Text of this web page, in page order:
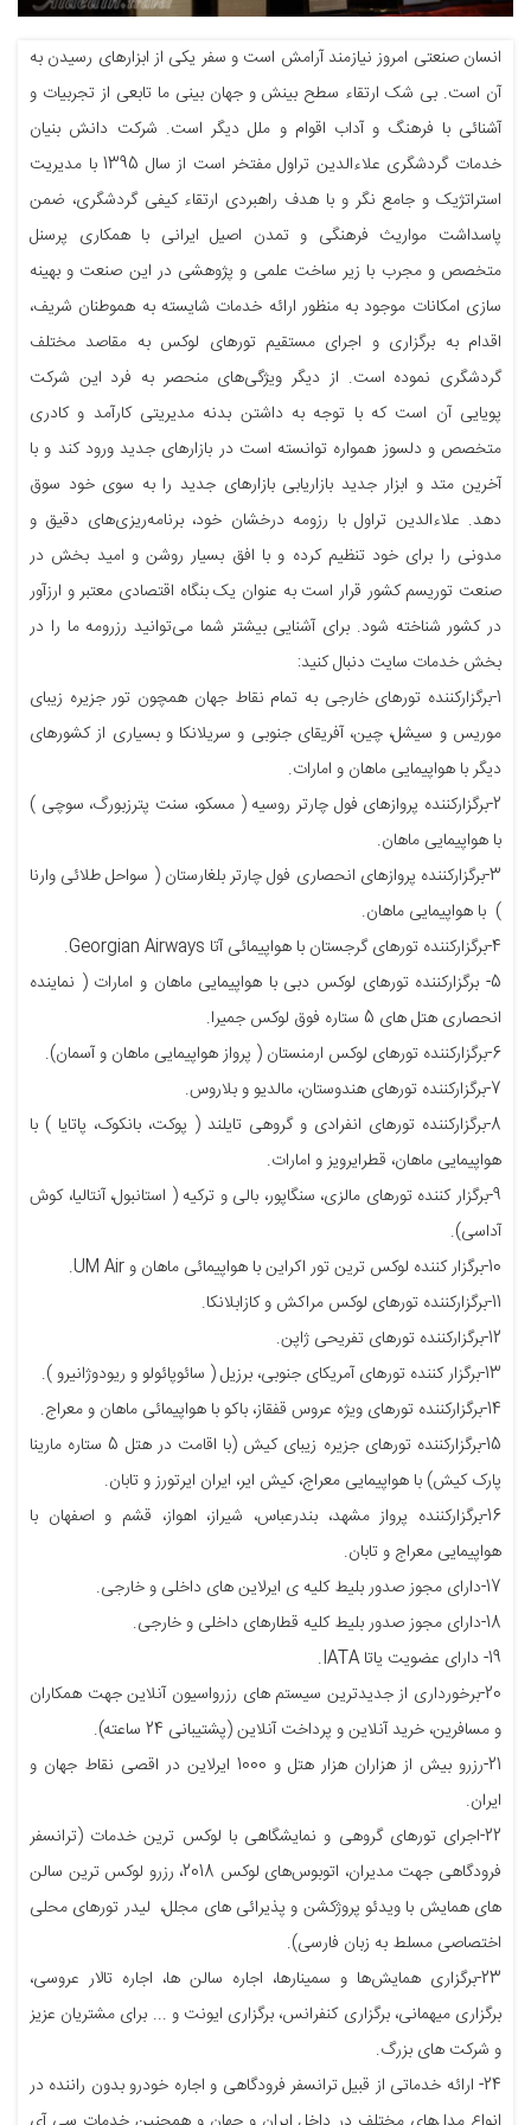
انسان صنعتی امروز نیازمند آرامش است و سفر یکی از ابزارهای رسیدن به
آن است. بی شک ارتقاء سطح بینش و جهان بینی ما تابعی از تجربیات و
آشنائی با فرهنگ و آداب اقوام و ملل دیگر است. شرکت دانش بنیان
خدمات گردشگری علاءالدین تراول مفتخر است از سال 1395 با مدیریت
استراتژیک و جامع نگر و با هدف راهبردی ارتقاء کیفی گردشگری، ضمن
پاسداشت مواریث فرهنگی و تمدن اصیل ایرانی با همکاری پرسنل
متخصص و مجرب با زیر ساخت علمی و پژوهشی در این صنعت و بهینه
سازی امکانات موجود به منظور ارائه خدمات شایسته به هموطنان شریف،
اقدام به برگزاری و اجرای مستقیم تورهای لوکس به مقاصد مختلف
گردشگری نموده است. از دیگر ویژگی‌های منحصر به فرد این شرکت
پویایی آن است که با توجه به داشتن بدنه مدیریتی کارآمد و کادری
متخصص و دلسوز همواره توانسته است در بازارهای جدید ورود کند و با
آخرین متد و ابزار جدید بازاریابی بازارهای جدید را به سوی خود سوق
دهد. علاءالدین تراول با رزومه درخشان خود، برنامه‌ریزی‌های دقیق و
مدونی را برای خود تنظیم کرده و با افق بسیار روشن و امید بخش در
صنعت توریسم کشور قرار است به عنوان یک بنگاه اقتصادی معتبر و ارزآور
در کشور شناخته شود. برای آشنایی بیشتر شما می‌توانید رزرومه ما را در
بخش خدمات سایت دنبال کنید:
1-برگزارکننده تورهای خارجی به تمام نقاط جهان همچون تور جزیره زیبای
موریس و سیشل، چین، آفریقای جنوبی و سریلانکا و بسیاری از کشورهای
دیگر با هواپیمایی ماهان و امارات.
2-برگزارکننده پروازهای فول چارتر روسیه ( مسکو، سنت پترزبورگ، سوچی )
با هواپیمایی ماهان.
3-برگزارکننده پروازهای انحصاری فول چارتر بلغارستان ( سواحل طلائی وارنا
) با هواپیمایی ماهان.
4-برگزارکننده تورهای گرجستان با هواپیمائی آتا Georgian Airways.
5- برگزارکننده تورهای لوکس دبی با هواپیمایی ماهان و امارات ( نماینده
انحصاری هتل های 5 ستاره فوق لوکس جمیرا.
6-برگزارکننده تورهای لوکس ارمنستان ( پرواز هواپیمایی ماهان و آسمان).
7-برگزارکننده تورهای هندوستان، مالدیو و بلاروس.
8-برگزارکننده تورهای انفرادی و گروهی تایلند ( پوکت، بانکوک، پاتایا ) با
هواپیمایی ماهان، قطرایرویز و امارات.
9-برگزار کننده تورهای مالزی، سنگاپور، بالی و ترکیه ( استانبول، آنتالیا، کوش
آداسی).
10-برگزار کننده لوکس ترین تور اکراین با هواپیمائی ماهان و UM Air.
11-برگزارکننده تورهای لوکس مراکش و کازابلانکا.
12-برگزارکننده تورهای تفریحی ژاپن.
13-برگزار کننده تورهای آمریکای جنوبی، برزیل ( سائوپائولو و ریودوژانیرو ).
14-برگزارکننده تورهای ویژه عروس قفقاز، باکو با هواپیمائی ماهان و معراج.
15-برگزارکننده تورهای جزیره زیبای کیش (با اقامت در هتل 5 ستاره مارینا
پارک کیش) با هواپیمایی معراج، کیش ایر، ایران ایرتورز و تابان.
16-برگزارکننده پرواز مشهد، بندرعباس، شیراز، اهواز، قشم و اصفهان با
هواپیمایی معراج و تابان.
17-دارای مجوز صدور بلیط کلیه ی ایرلاین های داخلی و خارجی.
18-دارای مجوز صدور بلیط کلیه قطارهای داخلی و خارجی.
19- دارای عضویت یاتا IATA.
20-برخورداری از جدیدترین سیستم های رزرواسیون آنلاین جهت همکاران
و مسافرین، خرید آنلاین و پرداخت آنلاین (پشتیبانی 24 ساعته).
21-رزرو بیش از هزاران هزار هتل و 1000 ایرلاین در اقصی نقاط جهان و
ایران.
22-اجرای تورهای گروهی و نمایشگاهی با لوکس ترین خدمات (ترانسفر
فرودگاهی جهت مدیران، اتوبوس‌های لوکس 2018، رزرو لوکس ترین سالن
های همایش با ویدئو پروژکشن و پذیرائی های مجلل، لیدر تورهای محلی
اختصاصی مسلط به زبان فارسی).
23-برگزاری همایش‌ها و سمینارها، اجاره سالن ها، اجاره تالار عروسی،
برگزاری میهمانی، برگزاری کنفرانس، برگزاری ایونت و ... برای مشتریان عزیز
و شرکت های بزرگ.
24- ارائه خدماتی از قبیل ترانسفر فرودگاهی و اجاره خودرو بدون راننده در